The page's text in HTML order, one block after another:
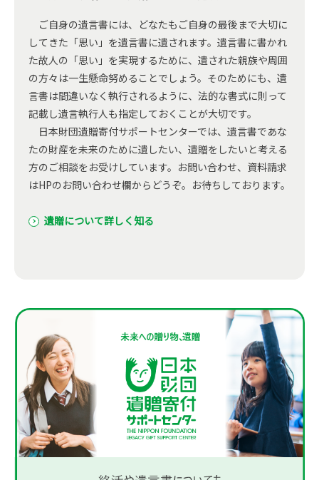
ご自身の遺言書には、どなたもご自身の最後まで大切に
してきた「思い」を遺言書に遺されます。遺言書に書かれ
た故人の「思い」を実現するために、遺された親族や周囲
の方々は一生懸命努めることでしょう。そのためにも、遺
言書は間違いなく執行されるように、法的な書式に則って
記載し遺言執行人も指定しておくことが大切です。
日本財団遺贈寄付サポートセンターでは、遺言書であな
たの財産を未来のために遺したい、遺贈をしたいと考える
方のご相談をお受けしています。お問い合わせ、資料請求
はHPのお問い合わせ欄からどうぞ。お待ちしております。
遺贈について詳しく知る